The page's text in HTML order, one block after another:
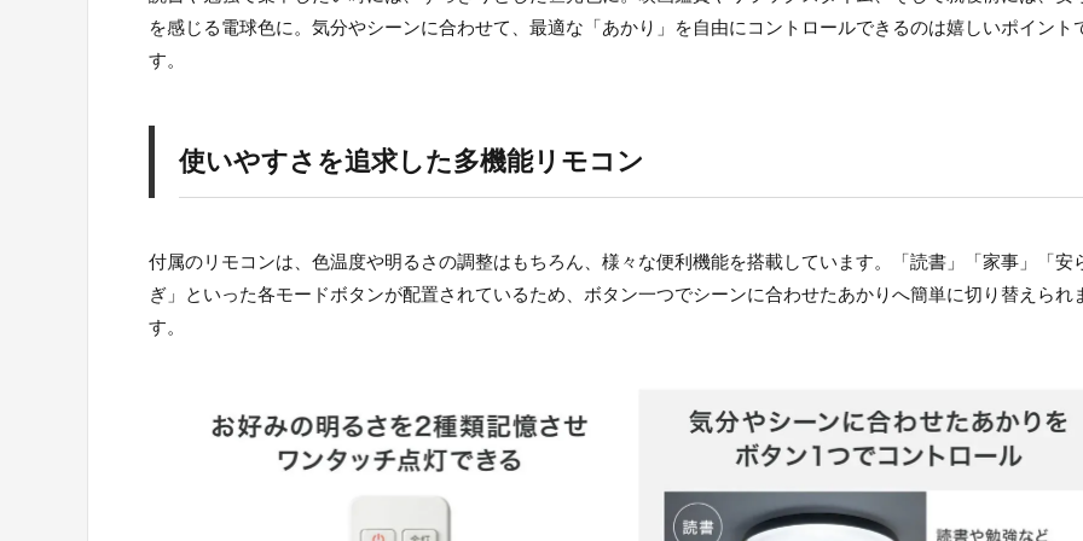
を感じる電球色に。気分やシーンに合わせて、最適な「あかり」を自由にコントロールできるのは嬉しいポイント
す。
使いやすさを追求した多機能リモコン
付属のリモコンは、色温度や明るさの調整はもちろん、様々な便利機能を搭載しています。「読書」「家事」「安
ぎ」といった各モードボタンが配置されているため、ボタン一つでシーンに合わせたあかりへ簡単に切り替えられ
す。